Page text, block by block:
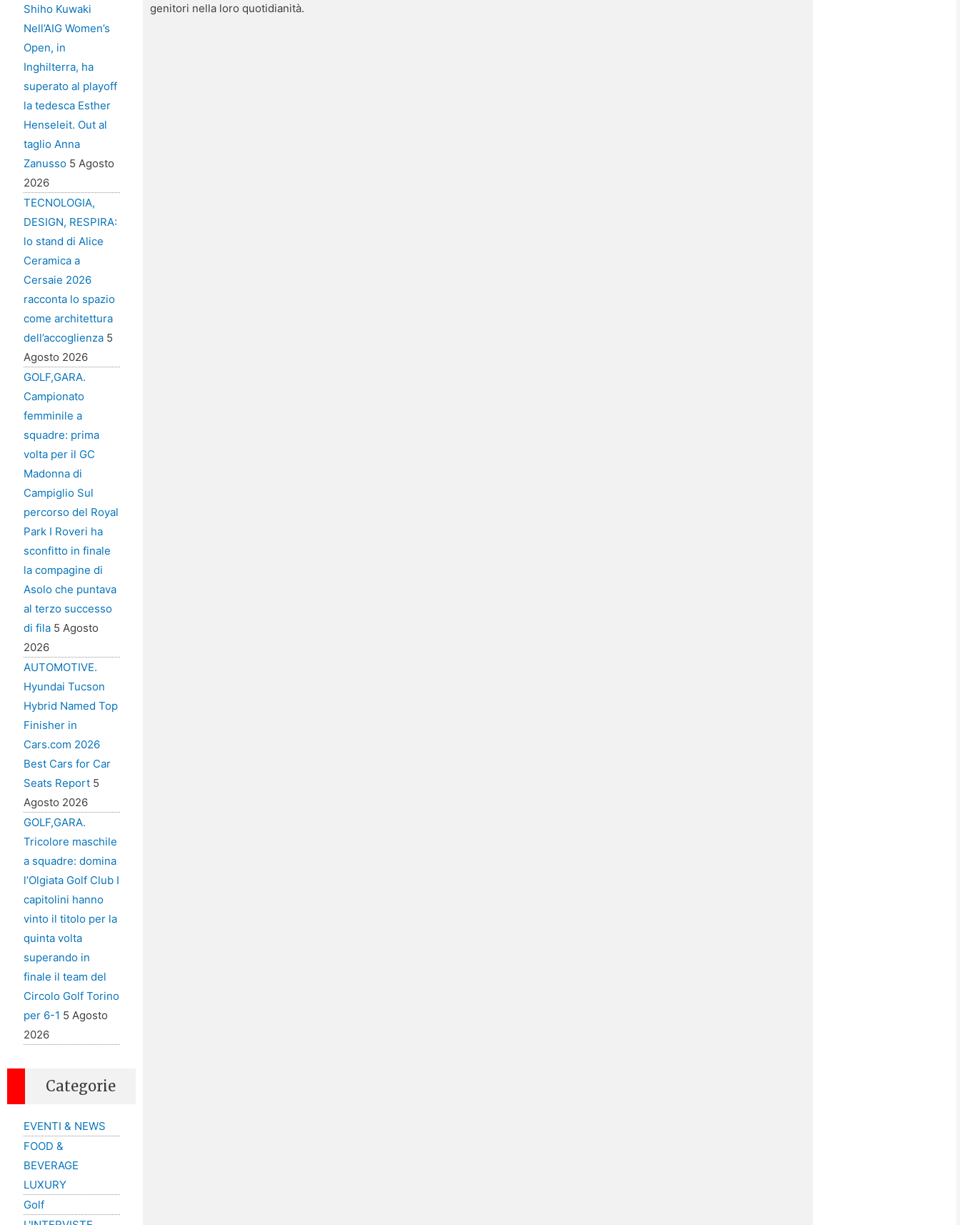
Shiho Kuwaki
Nell’AIG Women’s
Open, in
Inghilterra, ha
superato al playoff
la tedesca Esther
Henseleit. Out al
taglio Anna
Zanusso 5 Agosto
2026
TECNOLOGIA,
DESIGN, RESPIRA:
lo stand di Alice
Ceramica a
Cersaie 2026
racconta lo spazio
come architettura
dell’accoglienza 5
Agosto 2026
GOLF,GARA.
Campionato
femminile a
squadre: prima
volta per il GC
Madonna di
Campiglio Sul
percorso del Royal
Park I Roveri ha
sconfitto in finale
la compagine di
Asolo che puntava
al terzo successo
di fila 5 Agosto
2026
AUTOMOTIVE.
Hyundai Tucson
Hybrid Named Top
Finisher in
Cars.com 2026
Best Cars for Car
Seats Report 5
Agosto 2026
GOLF,GARA.
Tricolore maschile
a squadre: domina
l’Olgiata Golf Club I
capitolini hanno
vinto il titolo per la
quinta volta
superando in
finale il team del
Circolo Golf Torino
per 6-1 5 Agosto
2026
Categorie
EVENTI & NEWS
FOOD &
BEVERAGE
LUXURY
Golf
genitori nella loro quotidianità.